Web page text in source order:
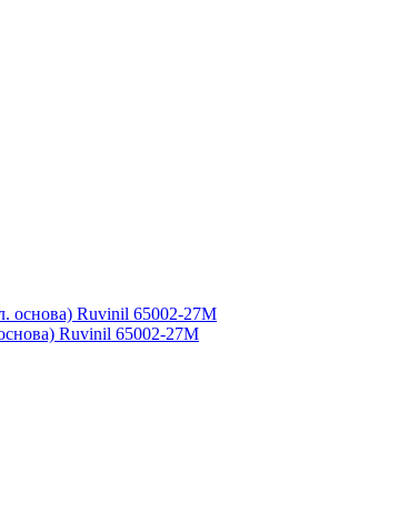
Ruvinil 65002-27М